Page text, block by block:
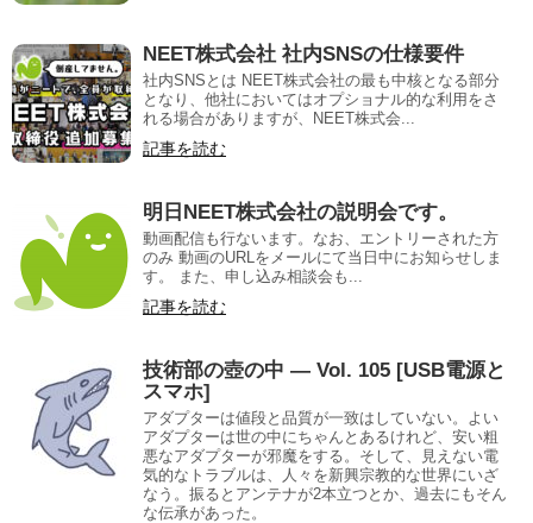
NEET株式会社 社内SNSの仕様要件
社内SNSとは NEET株式会社の最も中核となる部分
となり、他社においてはオプショナル的な利用をさ
れる場合がありますが、NEET株式会...
記事を読む
明日NEET株式会社の説明会です。
動画配信も行ないます。なお、エントリーされた方
のみ 動画のURLをメールにて当日中にお知らせしま
す。 また、申し込み相談会も...
記事を読む
技術部の壺の中 — Vol. 105 [USB電源と
スマホ]
アダプターは値段と品質が一致はしていない。よい
アダプターは世の中にちゃんとあるけれど、安い粗
悪なアダプターが邪魔をする。そして、見えない電
気的なトラブルは、人々を新興宗教的な世界にいざ
なう。振るとアンテナが2本立つとか、過去にもそん
な伝承があった。